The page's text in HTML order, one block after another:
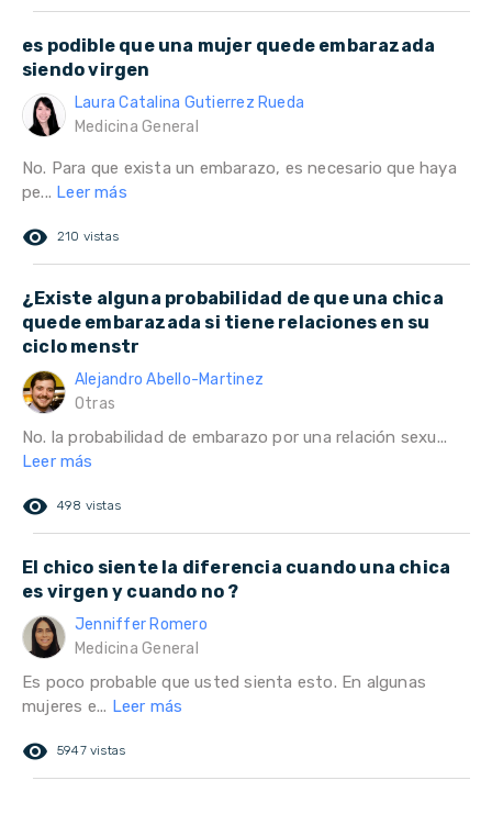
es podible que una mujer quede embarazada
siendo virgen
Laura Catalina Gutierrez Rueda
Medicina General
No. Para que exista un embarazo, es necesario que haya
pe... Leer más
remove_red_eye 210 vistas
¿Existe alguna probabilidad de que una chica
quede embarazada si tiene relaciones en su
ciclo menstr
Alejandro Abello-Martinez
Otras
No. la probabilidad de embarazo por una relación sexu...
Leer más
remove_red_eye 498 vistas
El chico siente la diferencia cuando una chica
es virgen y cuando no ?
Jenniffer Romero
Medicina General
Es poco probable que usted sienta esto. En algunas
mujeres e... Leer más
remove_red_eye 5947 vistas